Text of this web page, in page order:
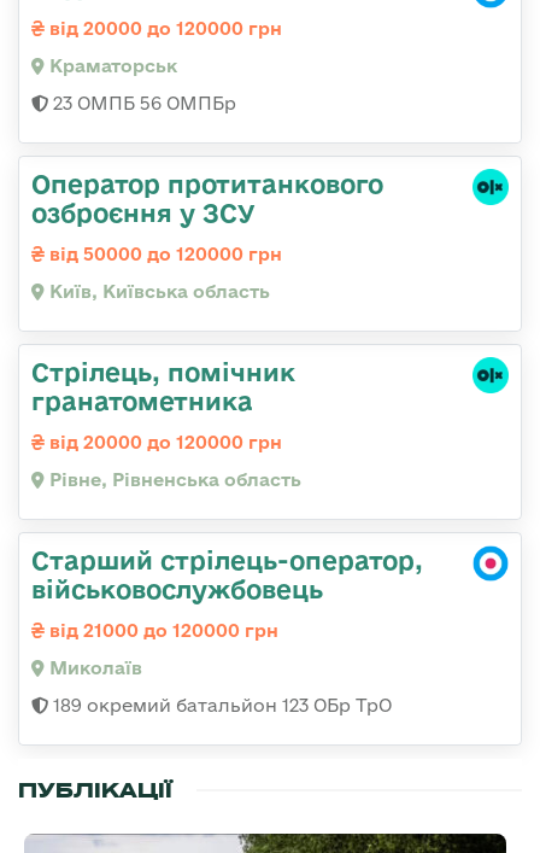
від 20000 до 120000 грн
Краматорськ
23 ОМПБ 56 ОМПБр
Оператор протитанкового
озброєння у ЗСУ
від 50000 до 120000 грн
Київ, Київська область
Стрілець, помічник
гранатометника
від 20000 до 120000 грн
Рівне, Рівненська область
Старший стрілець-оператор,
військовослужбовець
від 21000 до 120000 грн
Миколаїв
189 окремий батальйон 123 ОБр ТрО
ПУБЛІКАЦІЇ